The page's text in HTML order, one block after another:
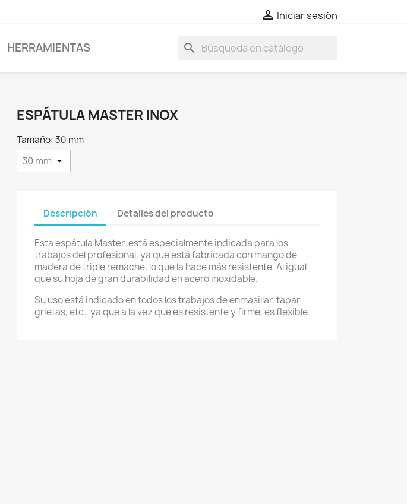
 Iniciar sesión
HERRAMIENTAS search
ESPÁTULA MASTER INOX
Tamaño: 30 mm
Descripción Detalles del producto
Esta espátula Master, está especialmente indicada para los
trabajos del profesional, ya que está fabricada con mango de
madera de triple remache, lo que la hace más resistente. Al igual
que su hoja de gran durabilidad en acero inoxidable.
Su uso está indicado en todos los trabajos de enmasillar, tapar
grietas, etc.. ya que a la vez que es resistente y firme, es flexible.